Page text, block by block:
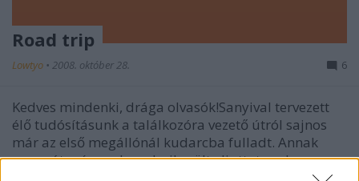
Road trip
Lowtyo • 2008. október 28. 6
Kedves mindenki, drága olvasók!Sanyival tervezett
élő tudósításunk a találkozóra vezető útról sajnos
már az első megállónál kudarcba fulladt. Annak
anyagát még csak-csak sikerült eljuttatnunk